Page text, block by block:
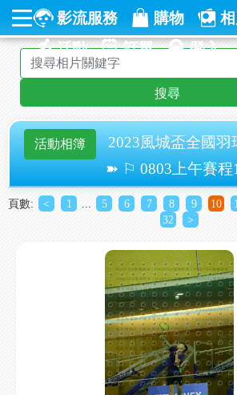
影流服務 購物
活動
訂單 登入
搜尋
活動相簿
2023風城盃全國羽
➽ ⚐ 0803上午賽程1
頁數: < 1 5 6 7 8 9 10
32
>